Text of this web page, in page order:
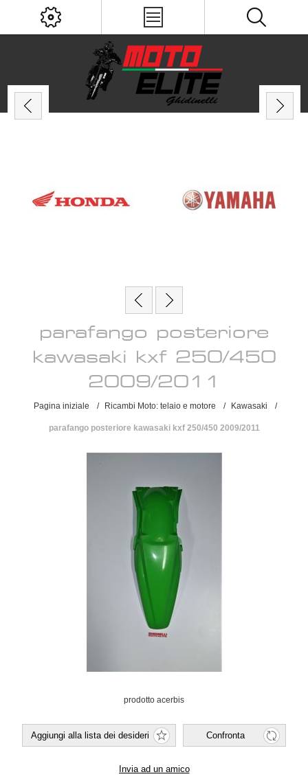
parafango posteriore
kawasaki kxf 250/450
2009/2011
Pagina iniziale / Ricambi Moto: telaio e motore / Kawasaki /
parafango posteriore kawasaki kxf 250/450 2009/2011
prodotto acerbis